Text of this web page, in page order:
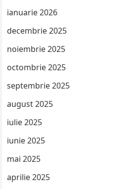
ianuarie 2026
decembrie 2025
noiembrie 2025
octombrie 2025
septembrie 2025
august 2025
iulie 2025
iunie 2025
mai 2025
aprilie 2025